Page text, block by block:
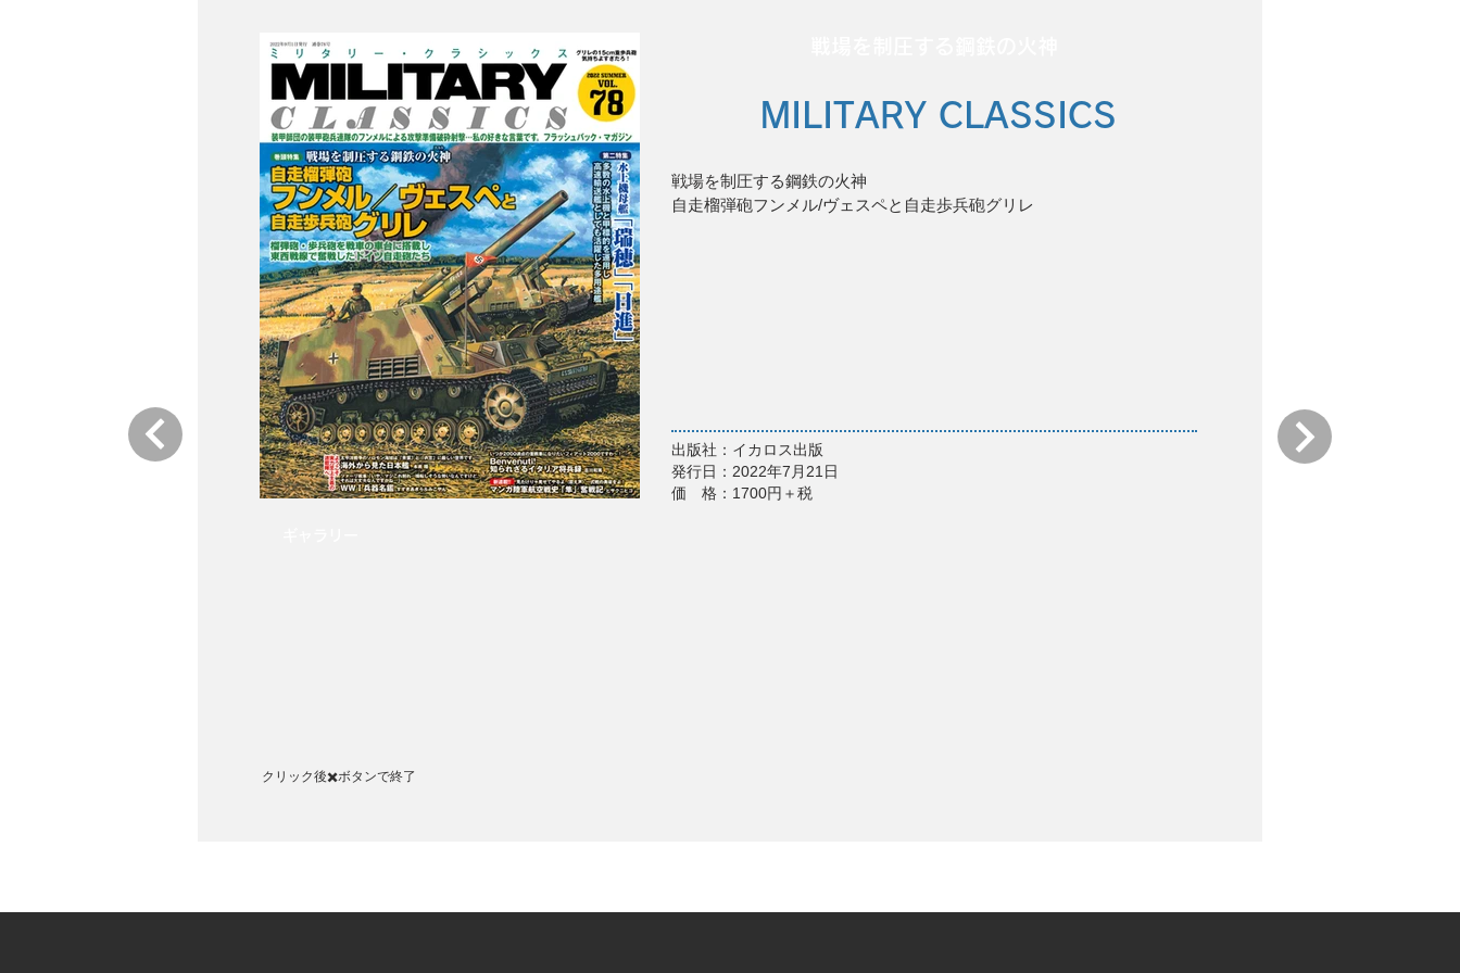
MILITARY CLASSICS
戦場を制圧する鋼鉄の火神
自走榴弾砲フンメル/ヴェスペと自走歩兵砲グリレ
出版社：イカロス出版
発行日：2022年7月21日
価 格：1700円＋税
クリック後✖️ボタンで終了​